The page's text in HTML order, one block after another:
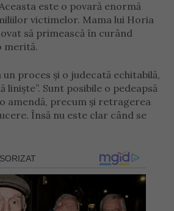
este o povară enormă
victimelor. Mama lui Horia
să primească în curând
merită.
un proces și o judecată echitabilă,
liniște”. Sunt posibile o pedeapsă
amendă, precum și retragerea
Însă nu este clar când se